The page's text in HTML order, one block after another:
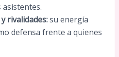
rivalidades:su energía
defensa frente a quienes